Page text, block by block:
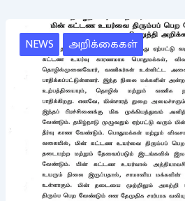
NEWS அறிக்கைகள்